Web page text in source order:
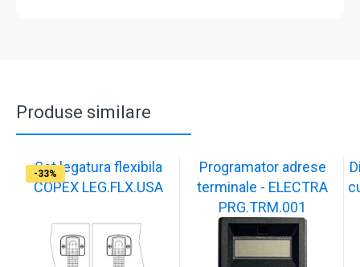
Produse similare
-17%
Set legatura flexibila
COPEX LEG.FLX.USA
-17%
Programator adrese
terminale - ELECTRA
PRG.TRM.001
-17%
-17%
-17%
-17%
-17%
-17%
-33%